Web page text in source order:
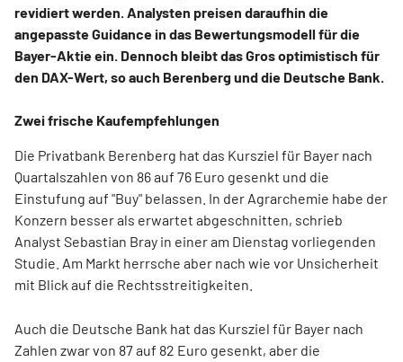
revidiert werden. Analysten preisen daraufhin die
angepasste Guidance in das Bewertungsmodell für die
Bayer-Aktie ein. Dennoch bleibt das Gros optimistisch für
den DAX-Wert, so auch Berenberg und die Deutsche Bank.
Zwei frische Kaufempfehlungen
Die Privatbank Berenberg hat das Kursziel für Bayer nach
Quartalszahlen von 86 auf 76 Euro gesenkt und die
Einstufung auf "Buy" belassen. In der Agrarchemie habe der
Konzern besser als erwartet abgeschnitten, schrieb
Analyst Sebastian Bray in einer am Dienstag vorliegenden
Studie. Am Markt herrsche aber nach wie vor Unsicherheit
mit Blick auf die Rechtsstreitigkeiten.
Auch die Deutsche Bank hat das Kursziel für Bayer nach
Zahlen zwar von 87 auf 82 Euro gesenkt, aber die